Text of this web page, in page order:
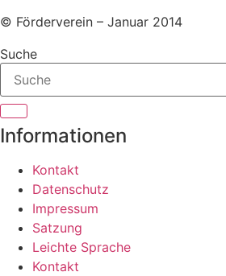
© Förderverein – Januar 2014
Suche
Informationen
Kontakt
Datenschutz
Impressum
Satzung
Leichte Sprache
Kontakt